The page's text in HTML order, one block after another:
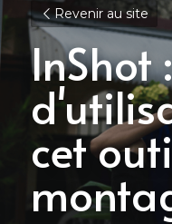
Revenir au site
InShot
cet